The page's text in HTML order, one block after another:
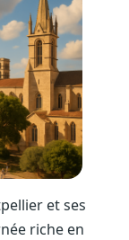
et ses
riche en